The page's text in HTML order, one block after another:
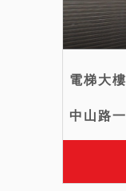
電梯大樓
中山路